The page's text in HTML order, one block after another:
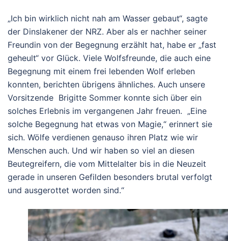
„Ich bin wirklich nicht nah am Wasser gebaut“, sagte
der Dinslakener der NRZ. Aber als er nachher seiner
Freundin von der Begegnung erzählt hat, habe er „fast
geheult“ vor Glück. Viele Wolfsfreunde, die auch eine
Begegnung mit einem frei lebenden Wolf erleben
konnten, berichten übrigens ähnliches. Auch unsere
Vorsitzende Brigitte Sommer konnte sich über ein
solches Erlebnis im vergangenen Jahr freuen. „Eine
solche Begegnung hat etwas von Magie,“ erinnert sie
sich. Wölfe verdienen genauso ihren Platz wie wir
Menschen auch. Und wir haben so viel an diesen
Beutegreifern, die vom Mittelalter bis in die Neuzeit
gerade in unseren Gefilden besonders brutal verfolgt
und ausgerottet worden sind.“